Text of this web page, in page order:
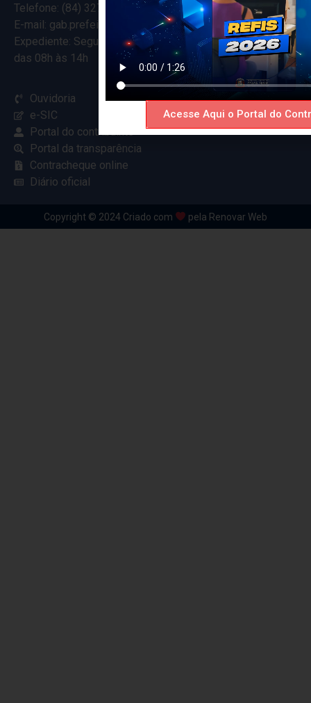
Telefone: (84) 3274-5916
E-mail: gab.prefeitocearamirim@gmail.com
Expediente: Segunda à Sexta
das 08h às 14h
Ouvidoria
e-SIC
Portal do contribuinte
Portal da transparência
Contracheque online
Diário oficial
Copyright © 2024 Criado com pela Renovar Web
Acesse Aqui o Portal do